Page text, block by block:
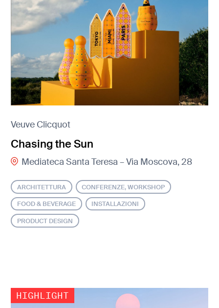
Veuve Clicquot
Chasing the Sun
Mediateca Santa Teresa – Via Moscova, 28
ARCHITETTURA CONFERENZE, WORKSHOP
FOOD & BEVERAGE INSTALLAZIONI
PRODUCT DESIGN